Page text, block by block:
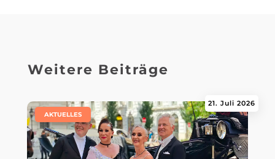
Weitere Beiträge
21. Juli 2026
AKTUELLES